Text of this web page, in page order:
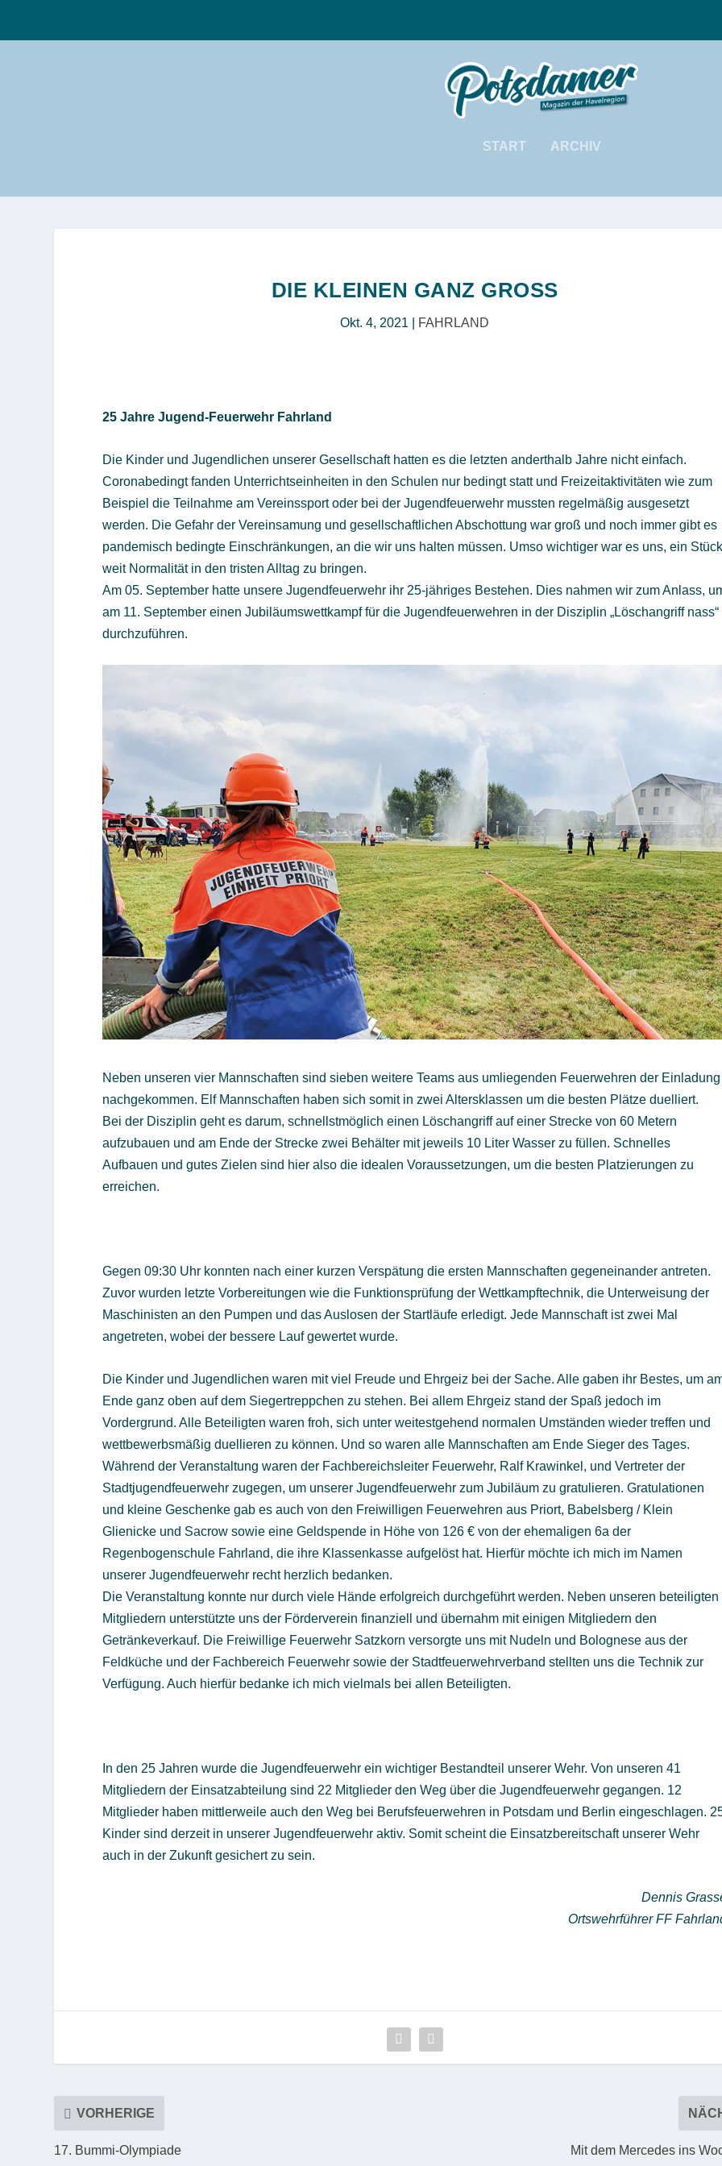
START ARCHIV
DIE KLEINEN GANZ GROSS
Okt. 4, 2021 FAHRLAND
25 Jahre Jugend-Feuerwehr Fahrland
Die Kinder und Jugendlichen unserer Gesellschaft hatten es die letzten anderthalb Jahre nicht einfach.
Coronabedingt fanden Unterrichtseinheiten in den Schulen nur bedingt statt und Freizeitaktivitäten wie zum
Beispiel die Teilnahme am Vereinssport oder bei der Jugendfeuerwehr mussten regelmäßig ausgesetzt
werden. Die Gefahr der Vereinsamung und gesellschaftlichen Abschottung war groß und noch immer gibt es
pandemisch bedingte Einschränkungen, an die wir uns halten müssen. Umso wichtiger war es uns, ein
weit Normalität in den tristen Alltag zu bringen.
Am 05. September hatte unsere Jugendfeuerwehr ihr 25-jähriges Bestehen. Dies nahmen wir zum Anlass,
am 11. September einen Jubiläumswettkampf für die Jugendfeuerwehren in der Disziplin „Löschangriff nass“
durchzuführen.
Neben unseren vier Mannschaften sind sieben weitere Teams aus umliegenden Feuerwehren der Einladung
nachgekommen. Elf Mannschaften haben sich somit in zwei Altersklassen um die besten Plätze duelliert.
Bei der Disziplin geht es darum, schnellstmöglich einen Löschangriff auf einer Strecke von 60 Metern
aufzubauen und am Ende der Strecke zwei Behälter mit jeweils 10 Liter Wasser zu füllen. Schnelles
Aufbauen und gutes Zielen sind hier also die idealen Voraussetzungen, um die besten Platzierungen zu
erreichen.
Gegen 09:30 Uhr konnten nach einer kurzen Verspätung die ersten Mannschaften gegeneinander antreten.
Zuvor wurden letzte Vorbereitungen wie die Funktionsprüfung der Wettkampftechnik, die Unterweisung der
Maschinisten an den Pumpen und das Auslosen der Startläufe erledigt. Jede Mannschaft ist zwei Mal
angetreten, wobei der bessere Lauf gewertet wurde.
Die Kinder und Jugendlichen waren mit viel Freude und Ehrgeiz bei der Sache. Alle gaben ihr Bestes, um
Ende ganz oben auf dem Siegertreppchen zu stehen. Bei allem Ehrgeiz stand der Spaß jedoch im
Vordergrund. Alle Beteiligten waren froh, sich unter weitestgehend normalen Umständen wieder treffen und
wettbewerbsmäßig duellieren zu können. Und so waren alle Mannschaften am Ende Sieger des Tages.
Während der Veranstaltung waren der Fachbereichsleiter Feuerwehr, Ralf Krawinkel, und Vertreter der
Stadtjugendfeuerwehr zugegen, um unserer Jugendfeuerwehr zum Jubiläum zu gratulieren. Gratulationen
und kleine Geschenke gab es auch von den Freiwilligen Feuerwehren aus Priort, Babelsberg / Klein
Glienicke und Sacrow sowie eine Geldspende in Höhe von 126 € von der ehemaligen 6a der
Regenbogenschule Fahrland, die ihre Klassenkasse aufgelöst hat. Hierfür möchte ich mich im Namen
unserer Jugendfeuerwehr recht herzlich bedanken.
Die Veranstaltung konnte nur durch viele Hände erfolgreich durchgeführt werden. Neben unseren beteiligten
Mitgliedern unterstützte uns der Förderverein finanziell und übernahm mit einigen Mitgliedern den
Getränkeverkauf. Die Freiwillige Feuerwehr Satzkorn versorgte uns mit Nudeln und Bolognese aus der
Feldküche und der Fachbereich Feuerwehr sowie der Stadtfeuerwehrverband stellten uns die Technik zur
Verfügung. Auch hierfür bedanke ich mich vielmals bei allen Beteiligten.
In den 25 Jahren wurde die Jugendfeuerwehr ein wichtiger Bestandteil unserer Wehr. Von unseren 41
Mitgliedern der Einsatzabteilung sind 22 Mitglieder den Weg über die Jugendfeuerwehr gegangen. 12
Mitglieder haben mittlerweile auch den Weg bei Berufsfeuerwehren in Potsdam und Berlin eingeschlagen.
Kinder sind derzeit in unserer Jugendfeuerwehr aktiv. Somit scheint die Einsatzbereitschaft unserer Wehr
auch in der Zukunft gesichert zu sein.
Dennis
Ortswehrführer FF
VORHERIGE
17. Bummi-Olympiade Mit dem Mercedes ins